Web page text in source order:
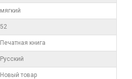
мягкий
52
Печатная книга
Русский
Новый товар